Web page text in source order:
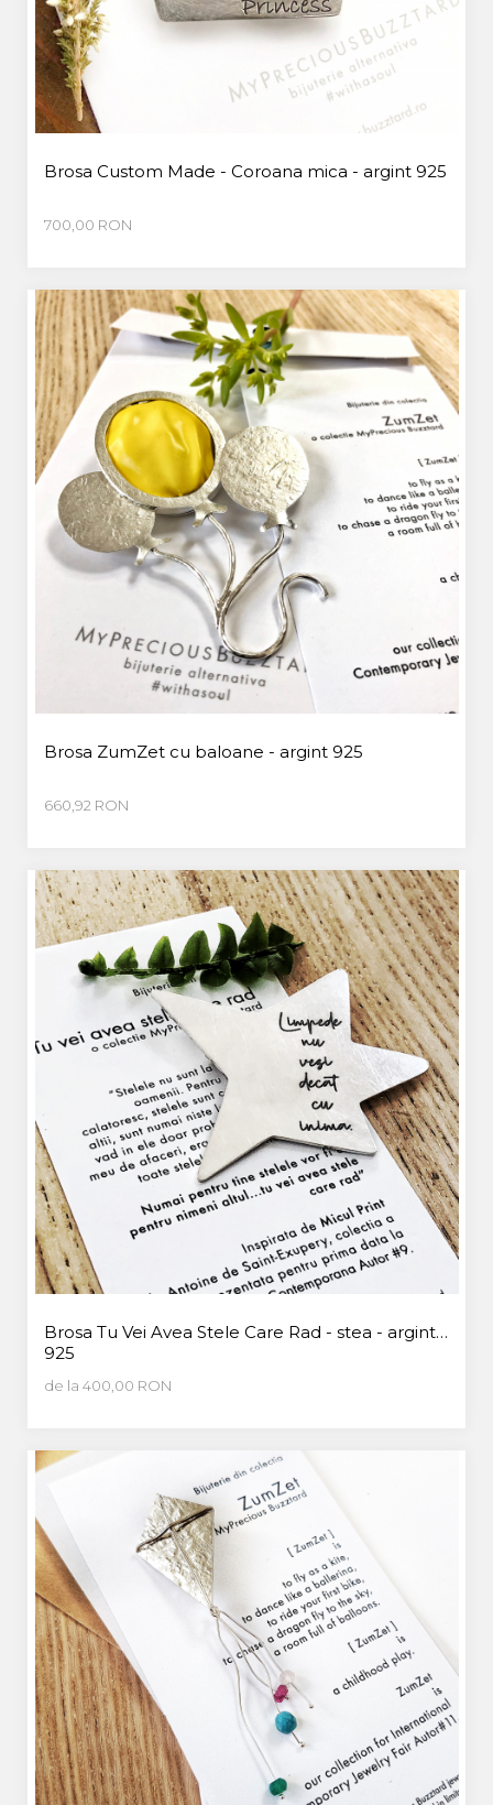
Brosa Custom Made - Coroana mica - argint 925
700,00 RON
Brosa ZumZet cu baloane - argint 925
660,92 RON
Brosa Tu Vei Avea Stele Care Rad - stea - argint
925
de la 400,00 RON